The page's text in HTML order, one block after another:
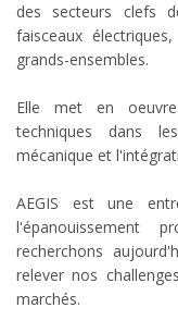
des secteurs clefs
faisceaux
grands-ensembles.
Elle met en
techniques dans
mécanique et
AEGIS est une
l'épanouissement
recherchons
relever nos
marchés.